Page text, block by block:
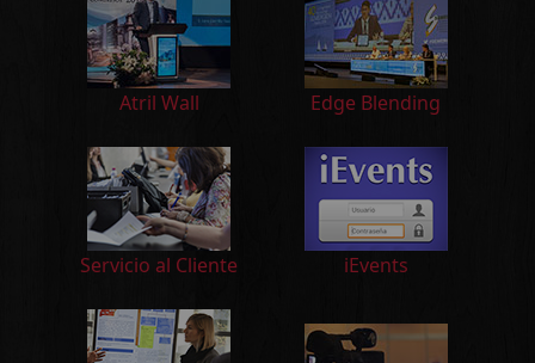
Atril Wall Edge Blending
Servicio al Cliente iEvents